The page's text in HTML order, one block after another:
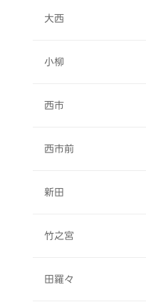
大西
小柳
西市
西市前
新田
竹之宮
田羅々